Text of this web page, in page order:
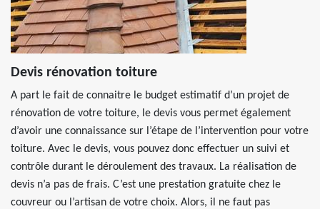
Devis rénovation toiture
A part le fait de connaitre le budget estimatif d’un projet de
rénovation de votre toiture, le devis vous permet également
d’avoir une connaissance sur l’étape de l’intervention pour votre
toiture. Avec le devis, vous pouvez donc effectuer un suivi et
contrôle durant le déroulement des travaux. La réalisation de
devis n’a pas de frais. C’est une prestation gratuite chez le
couvreur ou l’artisan de votre choix. Alors, il ne faut pas